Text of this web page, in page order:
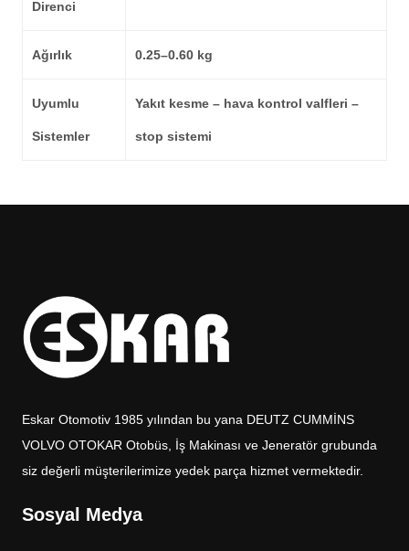
Direnci
Ağırlık 0.25–0.60 kg
Uyumlu
Sistemler
Yakıt kesme – hava kontrol valfleri –
stop sistemi
Eskar Otomotiv 1985 yılından bu yana DEUTZ CUMMİNS
VOLVO OTOKAR Otobüs, İş Makinası ve Jeneratör grubunda
siz değerli müşterilerimize yedek parça hizmet vermektedir.
Sosyal Medya